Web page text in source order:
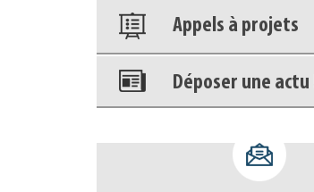
Appels à projets
Déposer une actu
déconnecter)